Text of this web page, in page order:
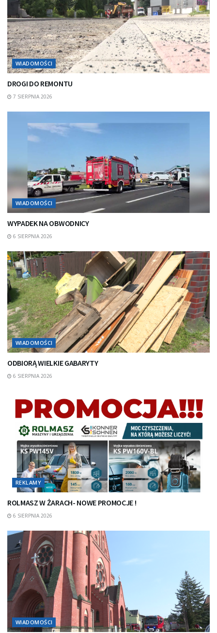
WIADOMOŚCI
DROGI DO REMONTU
7 SIERPNIA 2026
WIADOMOŚCI
WYPADEK NA OBWODNICY
6 SIERPNIA 2026
WIADOMOŚCI
ODBIORĄ WIELKIE GABARYTY
6 SIERPNIA 2026
REKLAMY
ROLMASZ W ŻARACH- NOWE PROMOCJE !
6 SIERPNIA 2026
WIADOMOŚCI